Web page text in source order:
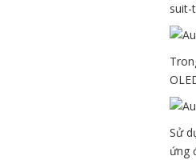
suit-
Sử
ứng